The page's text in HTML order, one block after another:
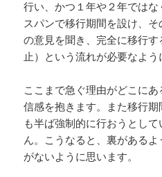
行い、かつ１年や２年では
スパンで移行期間を設け、
の意見を聞き、完全に移行
止）という流れが必要なよう
ここまで急ぐ理由がどこに
信感を抱きます。また移行
も半ば強制的に行おうとし
ん。こうなると、裏がある
がないように思います。